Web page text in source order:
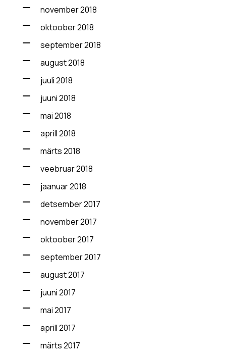
november 2018
oktoober 2018
september 2018
august 2018
juuli 2018
juuni 2018
mai 2018
aprill 2018
märts 2018
veebruar 2018
jaanuar 2018
detsember 2017
november 2017
oktoober 2017
september 2017
august 2017
juuni 2017
mai 2017
aprill 2017
märts 2017